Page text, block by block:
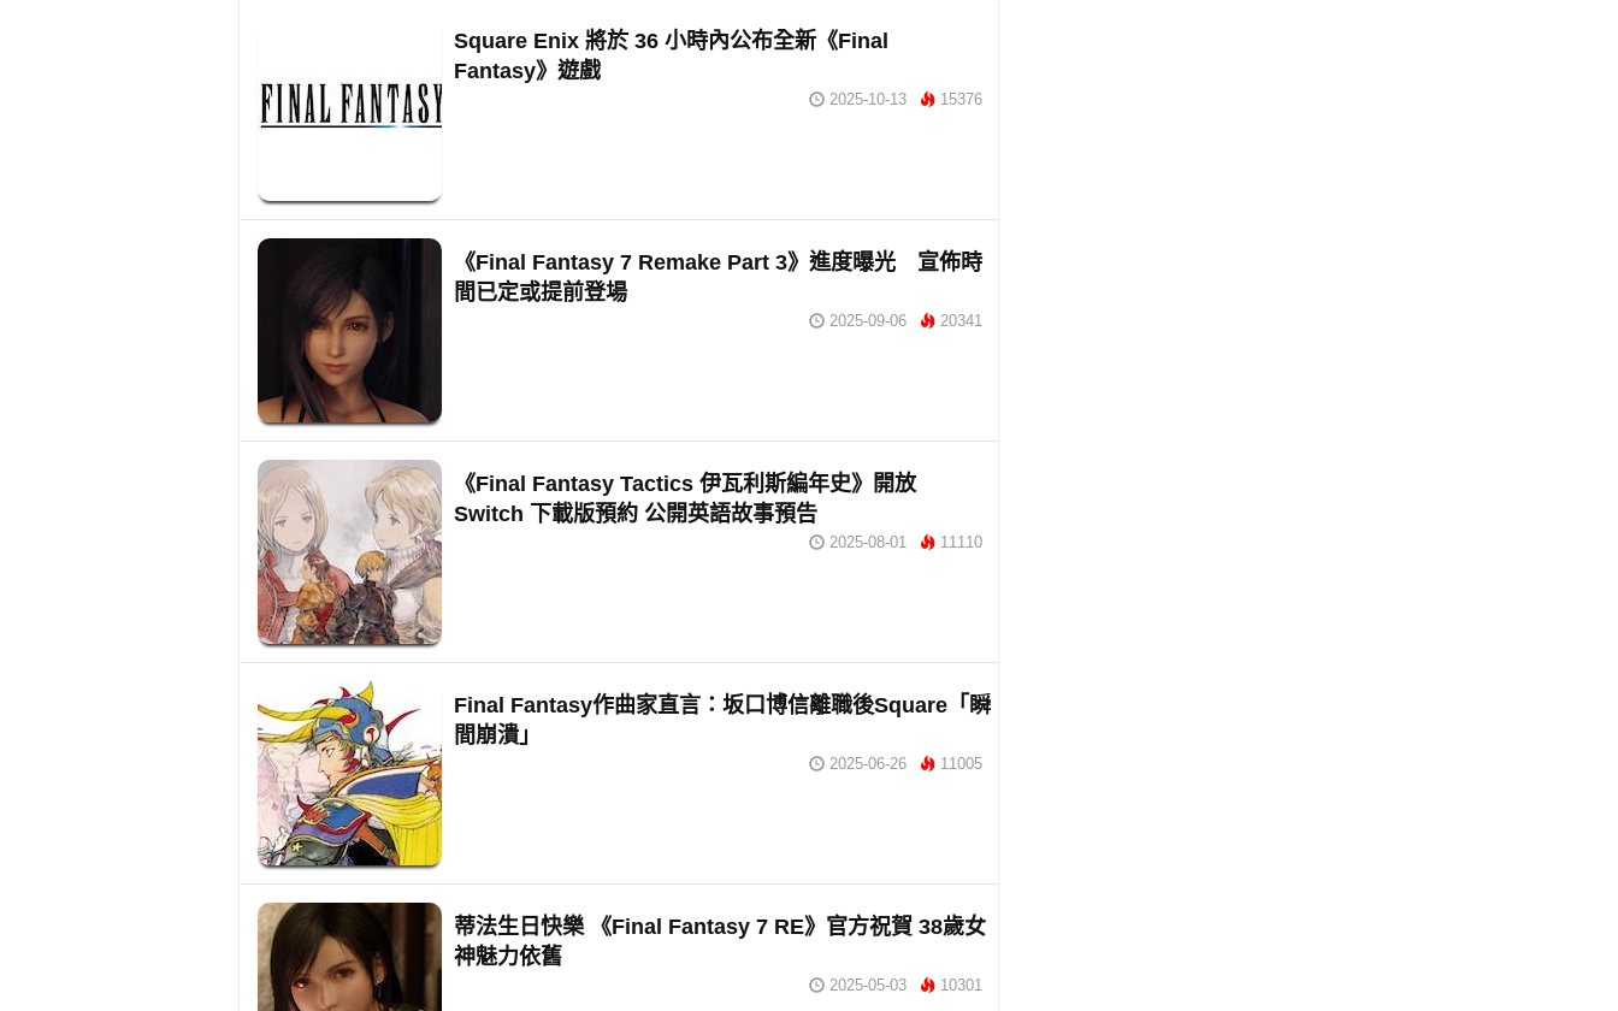
Square Enix 將於 36 小時內公布全新《Final
Fantasy》遊戲
2025-10-13 15376
《Final Fantasy 7 Remake Part 3》進度曝光 宣佈時
間已定或提前登場
2025-09-06 20341
《Final Fantasy Tactics 伊瓦利斯編年史》開放
Switch 下載版預約 公開英語故事預告
2025-08-01 11110
Final Fantasy作曲家直言：坂口博信離職後Square「瞬
間崩潰」
2025-06-26 11005
蒂法生日快樂 《Final Fantasy 7 RE》官方祝賀 38歲女
神魅力依舊
2025-05-03 10301